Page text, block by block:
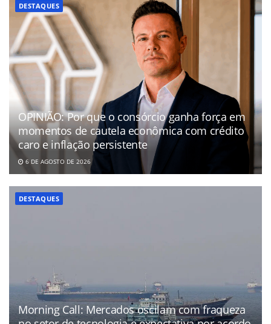
DESTAQUES
OPINIÃO: Por que o consórcio ganha força em
momentos de cautela econômica com crédito
caro e inflação persistente
6 DE AGOSTO DE 2026
DESTAQUES
Morning Call: Mercados oscilam com fraqueza